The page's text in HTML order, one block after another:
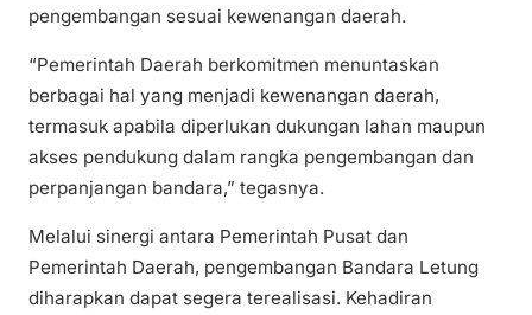
pengembangan sesuai kewenangan daerah.
“Pemerintah Daerah berkomitmen menuntaskan
berbagai hal yang menjadi kewenangan daerah,
termasuk apabila diperlukan dukungan lahan maupun
akses pendukung dalam rangka pengembangan dan
perpanjangan bandara,” tegasnya.
Melalui sinergi antara Pemerintah Pusat dan
Pemerintah Daerah, pengembangan Bandara Letung
diharapkan dapat segera terealisasi. Kehadiran